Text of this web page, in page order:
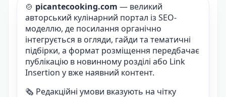
🍲 picantecooking.com — великий
авторський кулінарний портал із SEO-
моделлю, де посилання органічно
інтегрується в огляди, гайди та тематичні
підбірки, а формат розміщення передбачає
публікацію в новинному розділі або Link
Insertion у вже наявний контент.
🗞️ Редакційні умови вказують на чітку